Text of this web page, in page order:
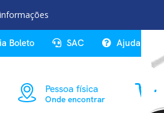
Boleto SAC Ajuda
Pessoa física
Onde encontrar